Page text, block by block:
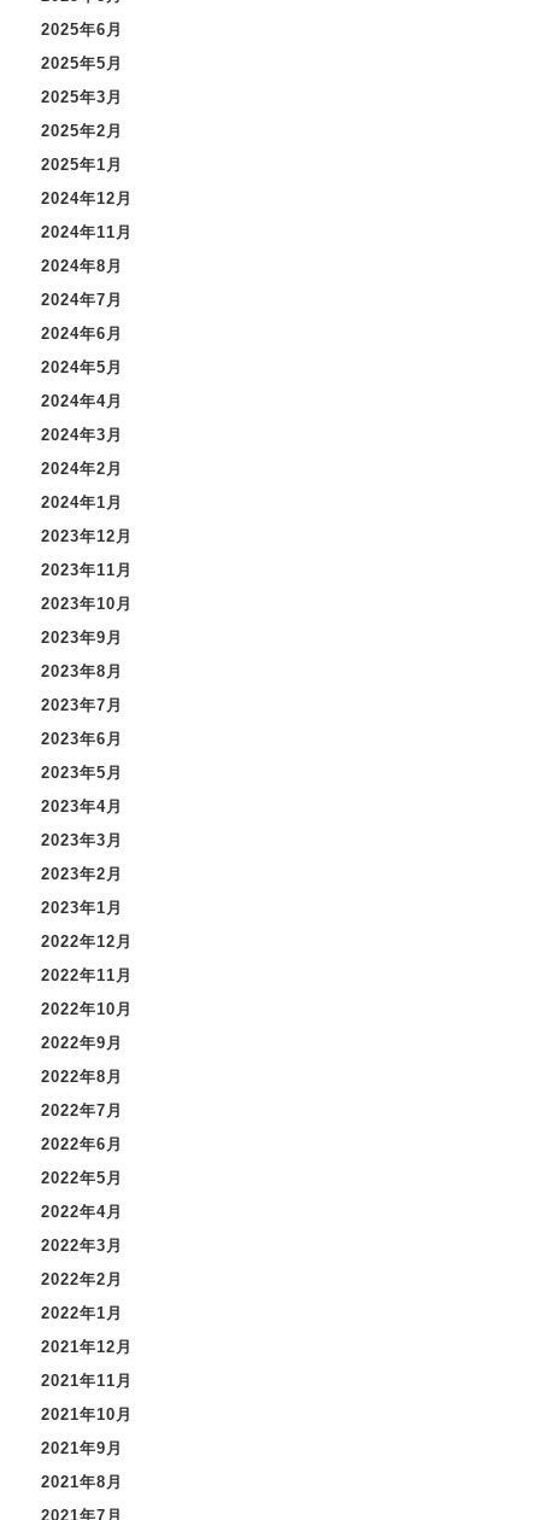
2025年6月
2025年5月
2025年3月
2025年2月
2025年1月
2024年12月
2024年11月
2024年8月
2024年7月
2024年6月
2024年5月
2024年4月
2024年3月
2024年2月
2024年1月
2023年12月
2023年11月
2023年10月
2023年9月
2023年8月
2023年7月
2023年6月
2023年5月
2023年4月
2023年3月
2023年2月
2023年1月
2022年12月
2022年11月
2022年10月
2022年9月
2022年8月
2022年7月
2022年6月
2022年5月
2022年4月
2022年3月
2022年2月
2022年1月
2021年12月
2021年11月
2021年10月
2021年9月
2021年8月
2021年7月